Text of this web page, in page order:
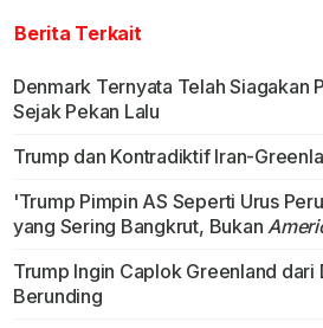
Berita Terkait
Denmark Ternyata Telah Siagakan
Sejak Pekan Lalu
Trump dan Kontradiktif Iran-
'Trump Pimpin AS Seperti Urus
yang Sering Bangkrut, Bukan
Trump Ingin Caplok Greenland dari
Berunding